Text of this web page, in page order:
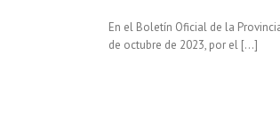
En el Boletín Oficial de la
de octubre de 2023, por el […]